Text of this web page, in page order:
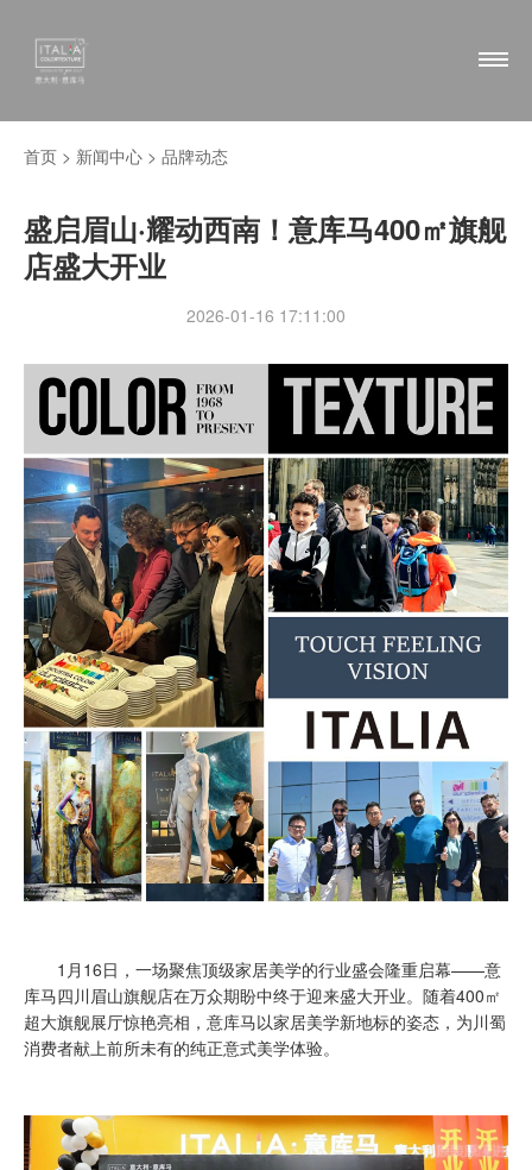
首页 > 新闻中心 > 品牌动态
盛启眉山·耀动西南！意库马400㎡旗舰
店盛大开业
2026-01-16 17:11:00
1月16日，一场聚焦顶级家居美学的行业盛会隆重启幕——意
库马四川眉山旗舰店在万众期盼中终于迎来盛大开业。随着400㎡
超大旗舰展厅惊艳亮相，意库马以家居美学新地标的姿态，为川蜀
消费者献上前所未有的纯正意式美学体验。